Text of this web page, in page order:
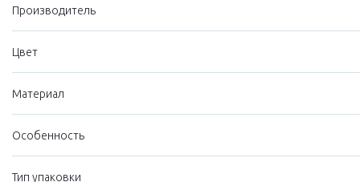
Производитель
Цвет
Материал
Особенность
Тип упаковки